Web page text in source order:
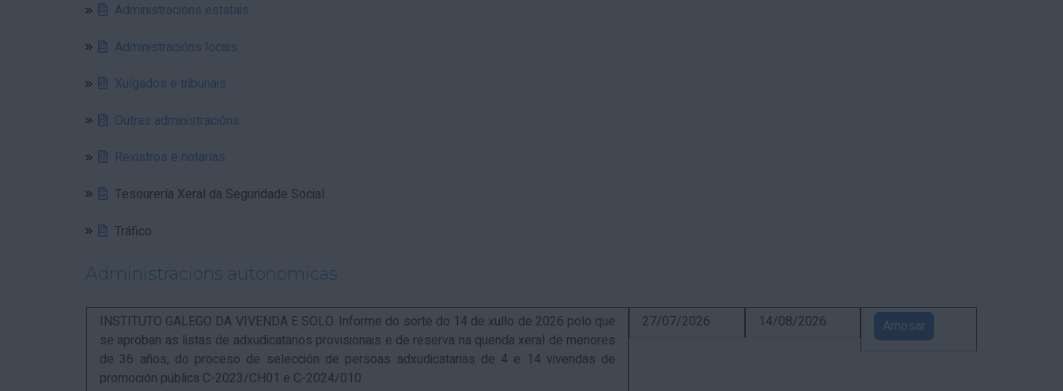
Administracións estatais
Administracións locais
Xulgados e tribunais
Outras administracións
Rexistros e notarías
Tesourería Xeral da Seguridade Social
Tráfico
Administracions autonomicas
INSTITUTO GALEGO DA VIVENDA E SOLO. Informe do sorte do 14 de xullo de 2026 polo que
se aproban as listas de adxudicatarios provisionais e de reserva na quenda xeral de menores
de 36 años, do proceso de selección de persoas adxudicatarias de 4 e 14 vivendas de
promoción pública C-2023/CH01 e C-2024/010
27/07/2026 14/08/2026 Amosar